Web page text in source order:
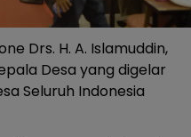
Drs. H. A. Islamuddin,
Desa yang digelar
Seluruh Indonesia